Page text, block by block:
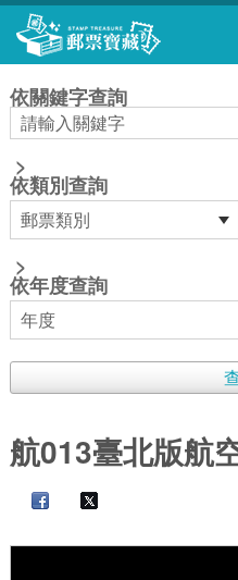
跳到主要內容區塊
依關鍵字查詢
>
依類別查詢
>
依年度查詢
航013臺北版航